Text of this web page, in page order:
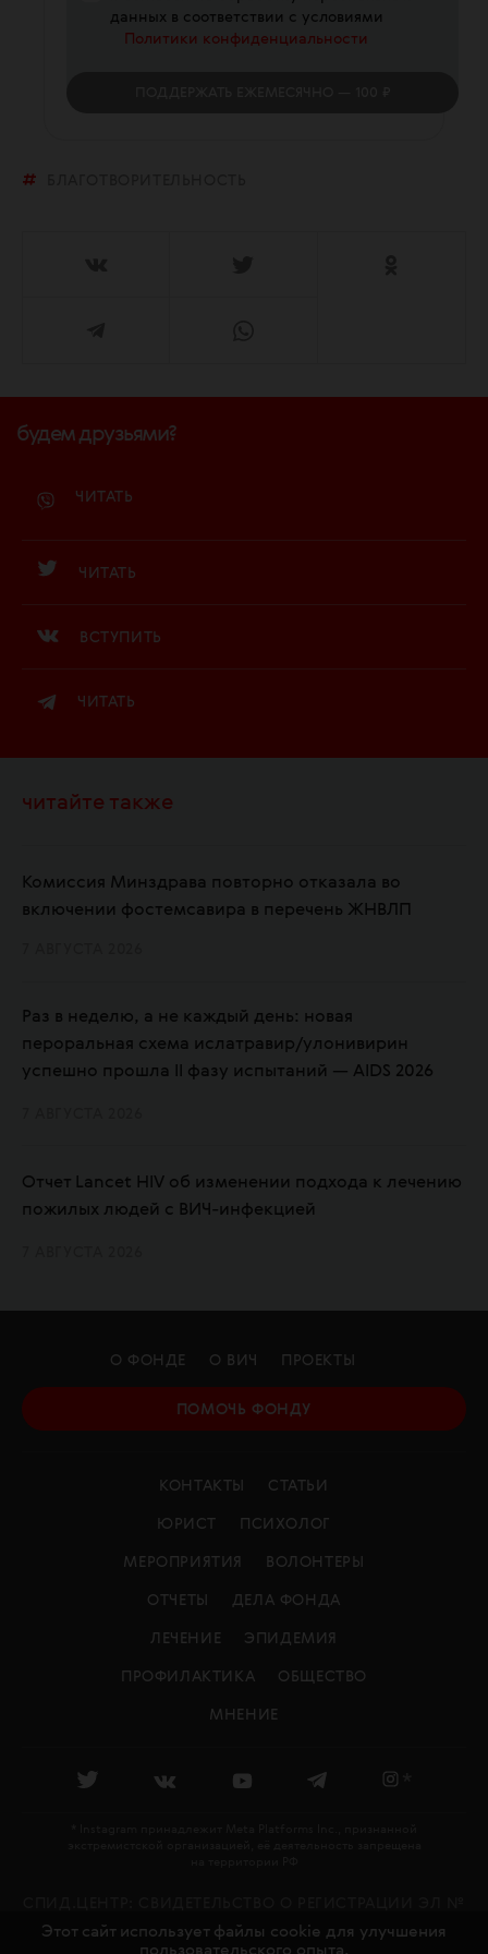
данных в соответствии с условиями
Политики конфиденциальности
будем друзьями?
ЧИТАТЬ
ЧИТАТЬ
ВСТУПИТЬ
ЧИТАТЬ
читайте также
Комиссия Минздрава повторно отказала во
включении фостемсавира в перечень ЖНВЛП
Раз в неделю, а не каждый день: новая
пероральная схема ислатравир/улонивирин
успешно прошла II фазу испытаний — AIDS 2026
Отчет Lancet HIV об изменении подхода к лечению
пожилых людей с ВИЧ-инфекцией
О ФОНДЕ О ВИЧ ПРОЕКТЫ
ПОМОЧЬ ФОНДУ
КОНТАКТЫ СТАТЬИ
ЮРИСТ ПСИХОЛОГ
МЕРОПРИЯТИЯ ВОЛОНТЕРЫ
ОТЧЕТЫ ДЕЛА ФОНДА
ЛЕЧЕНИЕ ЭПИДЕМИЯ
ПРОФИЛАКТИКА ОБЩЕСТВО
МНЕНИЕ
ФС 77 - 79478 ВЫДАНО РОСКОМНАДЗОРОМ 27.11.2020
Этот сайт использует файлы cookie для улучшения